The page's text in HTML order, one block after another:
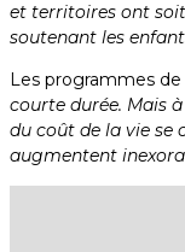
et territoires ont
soutenant les
Les programmes
courte durée. Mais
du coût de la vie se
augmentent